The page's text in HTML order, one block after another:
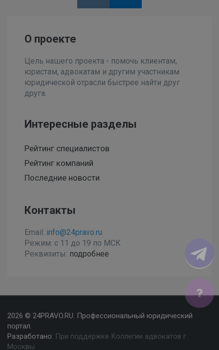
О проекте
Цель нашего проекта - помочь клиентам,
юристам, адвокатам и другим участникам
юридической отрасли быстрее найти друг
друга.
Интересные разделы
Рейтинг специалистов
Рейтинг компаний
Последние новости
Контакты
Email: info@24pravo.ru
Режим: с 11 до 19 по МСК
Реквизиты: подробнее
2026 © 24PRAVO.RU. Профессиональный юридический
портал.
Разработано: При поддержке Коллегии адвокатов г.
Москвы
Мы используем файлы cookies, чтобы улучшить сайт
для Вас